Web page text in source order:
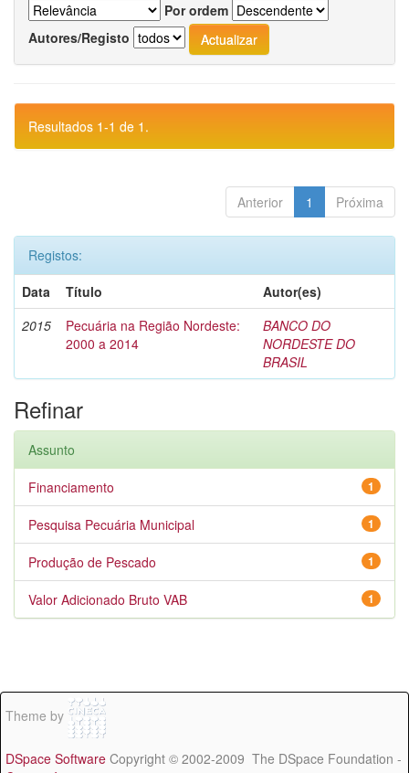
Por ordem
Autores/Registo
Resultados 1-1 de 1.
Anterior 1 Próxima
Registos:
Data
Título
Autor(es)
2015
Pecuária na Região Nordeste:
2000 a 2014
BANCO DO
NORDESTE DO
BRASIL
Refinar
Assunto
1
Financiamento
1
Pesquisa Pecuária Municipal
1
Produção de Pescado
1
Valor Adicionado Bruto VAB
Theme by
DSpace Software Copyright © 2002-2009 The DSpace Foundation -